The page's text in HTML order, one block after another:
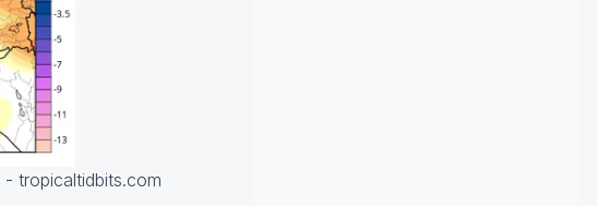
- tropicaltidbits.com